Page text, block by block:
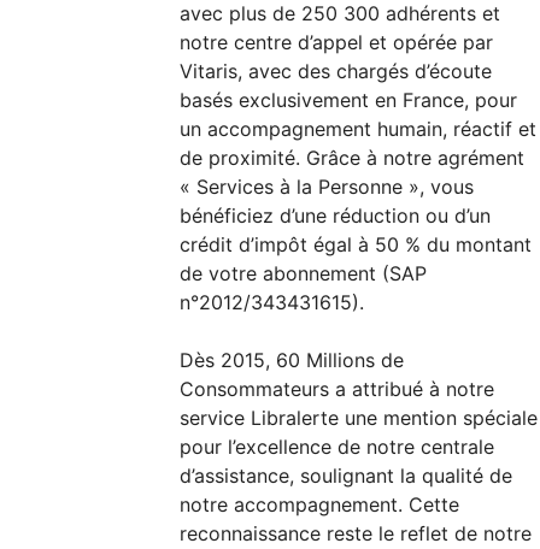
avec plus de 250 300 adhérents et
notre centre d’appel et opérée par
Vitaris, avec des chargés d’écoute
basés exclusivement en France, pour
un accompagnement humain, réactif et
de proximité. Grâce à notre agrément
« Services à la Personne », vous
bénéficiez d’une réduction ou d’un
crédit d’impôt égal à 50 % du montant
de votre abonnement (SAP
n°2012/343431615).
Dès 2015, 60 Millions de
Consommateurs a attribué à notre
service Libralerte une mention spéciale
pour l’excellence de notre centrale
d’assistance, soulignant la qualité de
notre accompagnement. Cette
reconnaissance reste le reflet de notre